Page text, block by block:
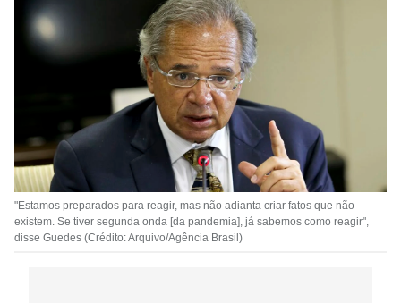
"Estamos preparados para reagir, mas não adianta criar fatos que não
existem. Se tiver segunda onda [da pandemia], já sabemos como reagir",
disse Guedes (Crédito: Arquivo/Agência Brasil)